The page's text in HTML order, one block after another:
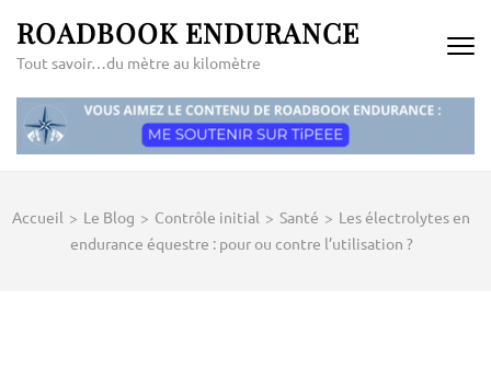
contenu
Entrée)
ROADBOOK ENDURANCE
Tout savoir…du mètre au kilomètre
Accueil > Le Blog > Contrôle initial > Santé > Les électrolytes en
endurance équestre : pour ou contre l’utilisation ?